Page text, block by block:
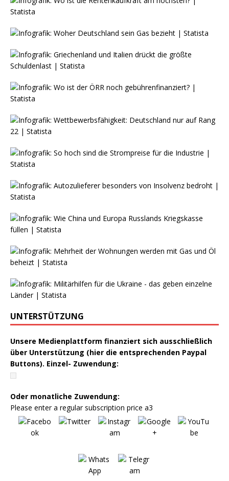
UNTERSTÜTZUNG
Unsere Medienplattform finanziert sich ausschließlich
über Unterstützung (hier die entsprechenden Paypal
Buttons). Einzel- Zuwendung:
Oder monatliche Zuwendung:
Please enter a regular subscription price a3